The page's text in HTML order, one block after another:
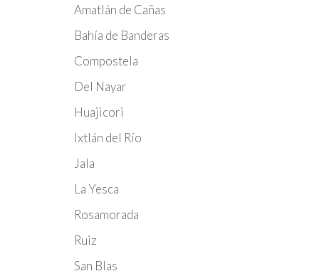
Amatlán de Cañas
Bahía de Banderas
Compostela
Del Nayar
Huajicori
Ixtlán del Río
Jala
La Yesca
Rosamorada
Ruiz
San Blas